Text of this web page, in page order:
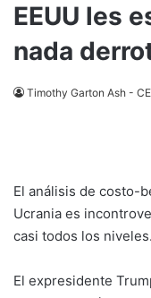
EEUU les
nada
Timothy Garton Ash -
El análisis de costo-
Ucrania es
casi todos los niveles.
El expresidente